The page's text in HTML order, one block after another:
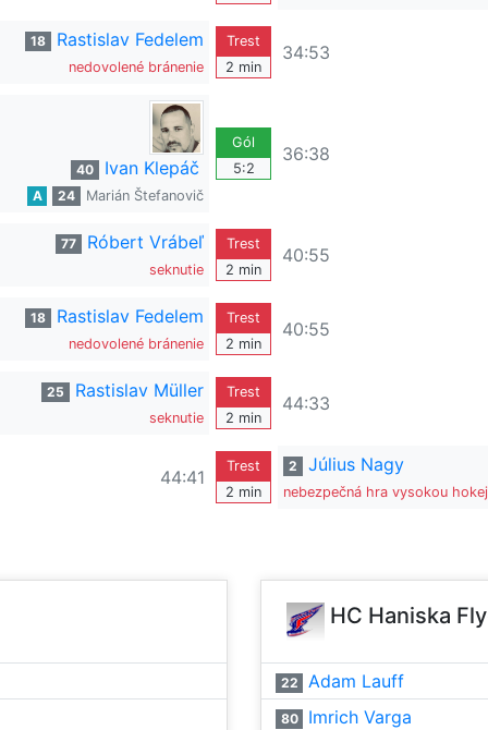
18 Rastislav Fedelem
nedovolené bránenie
Trest
2 min
34:53
40 Ivan Klepáč
A 24 Marián Štefanovič
Gól
5:2
36:38
77 Róbert Vrábeľ
seknutie
Trest
2 min
40:55
18 Rastislav Fedelem
nedovolené bránenie
Trest
2 min
40:55
25 Rastislav Müller
seknutie
Trest
2 min
44:33
44:41
Trest
2 min
2 Július Nagy
nebezpečná hra vysokou
HC Haniska
22 Adam Lauff
80 Imrich Varga